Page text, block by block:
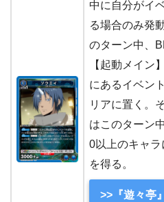
中に自分がイ
る場合のみ発
のターン中、
【起動メイン
にあるイベン
リアに置く。
はこのターン
0以上のキャラ
を得る。
>>『遊々亭